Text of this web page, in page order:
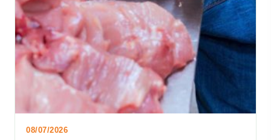
08/07/2026